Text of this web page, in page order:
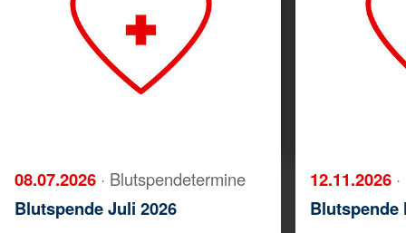
08.07.2026 · Blutspendetermine
Blutspende Juli 2026
12.11.2026
Blutspende